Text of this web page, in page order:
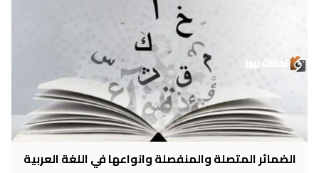
الضمائر المتصلة والمنفصلة وانواعها في اللغة العربية